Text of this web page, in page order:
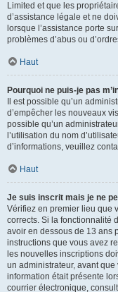
Limited et que les
d’assistance légale et ne
lorsque l’assistance porte
problèmes d’abus ou
Haut
Pourquoi ne puis-je pas
Il est possible qu’un
d’empêcher les nouveaux
possible qu’un
l’utilisation du nom
d’informations, veuillez
Haut
Je suis inscrit mais je ne
Vérifiez en premier lieu que
corrects. Si la fonctionnalité
avoir en dessous de 13 ans
instructions que vous avez
les nouvelles inscriptions
un administrateur, avant
information était présente
courrier électronique,